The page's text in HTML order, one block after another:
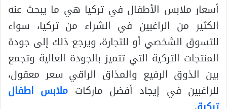
أسعار ملابس الأطفال في تركيا هي ما يبحث عنه
الكثير من الراغبين في الشراء من تركيا، سواء
للتسوق الشخصي أو للتجارة، ويرجع ذلك إلى جودة
المنتجات التركية التي تتميز بالجودة العالية وتجمع
بين الذوق الرفيع والمذاق الراقي سعر معقول،
للراغبين في إيجاد أفضل ماركات ملابس اطفال